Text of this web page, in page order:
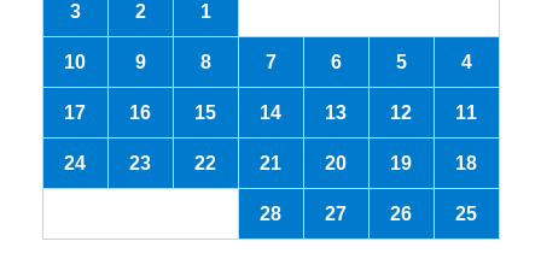
1
2
3
4
5
6
7
8
9
10
11
12
13
14
15
16
17
18
19
20
21
22
23
24
25
26
27
28